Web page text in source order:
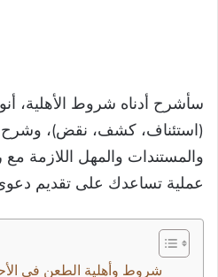
سأشرح أدناه شروط الأهلية،
(استئناف، كشف، نقض)،
والمستندات والمهل اللازمة
عملية تساعدك على تقديم
شروط وأهلية الطعن في